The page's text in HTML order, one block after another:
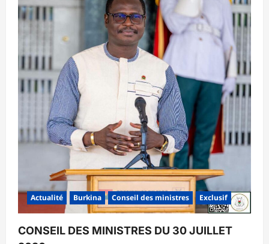
Actualité Burkina Conseil des ministres Exclusif
CONSEIL DES MINISTRES DU 30 JUILLET